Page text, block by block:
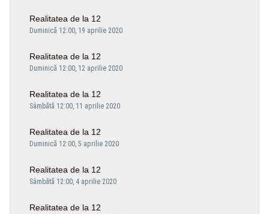
Realitatea de la 12
Duminică 12:00, 19 aprilie 2020
Realitatea de la 12
Duminică 12:00, 12 aprilie 2020
Realitatea de la 12
Sâmbătă 12:00, 11 aprilie 2020
Realitatea de la 12
Duminică 12:00, 5 aprilie 2020
Realitatea de la 12
Sâmbătă 12:00, 4 aprilie 2020
Realitatea de la 12